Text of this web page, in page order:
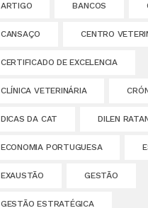
ARTIGO BANCOS
CANSAÇO CENTRO
CERTIFICADO DE EXCELENCIA
CLÍNICA VETERINÁRIA
DICAS DA CAT DILEN
ECONOMIA PORTUGUESA
EXAUSTÃO GESTÃO
GESTÃO ESTRATÉGICA